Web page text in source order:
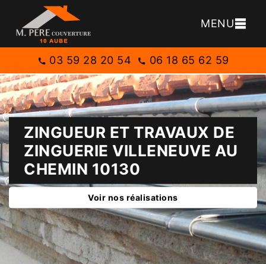
MENU
03 59 28 20 54 06 18 65 62 59
ZINGUEUR ET TRAVAUX DE
ZINGUERIE VILLENEUVE AU
CHEMIN 10130
Voir nos réalisations